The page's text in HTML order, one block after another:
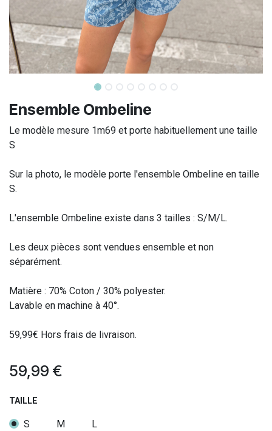
Ensemble Ombeline
Le modèle mesure 1m69 et porte habituellement une taille
S
Sur la photo, le modèle porte l'ensemble Ombeline en taille
S.
L'ensemble Ombeline existe dans 3 tailles : S/M/L.
Les deux pièces sont vendues ensemble et non
séparément.
Matière : 70% Coton / 30% polyester.
Lavable en machine à 40°.
59,99€ Hors frais de livraison.
59,99 €
TAILLE
S M L